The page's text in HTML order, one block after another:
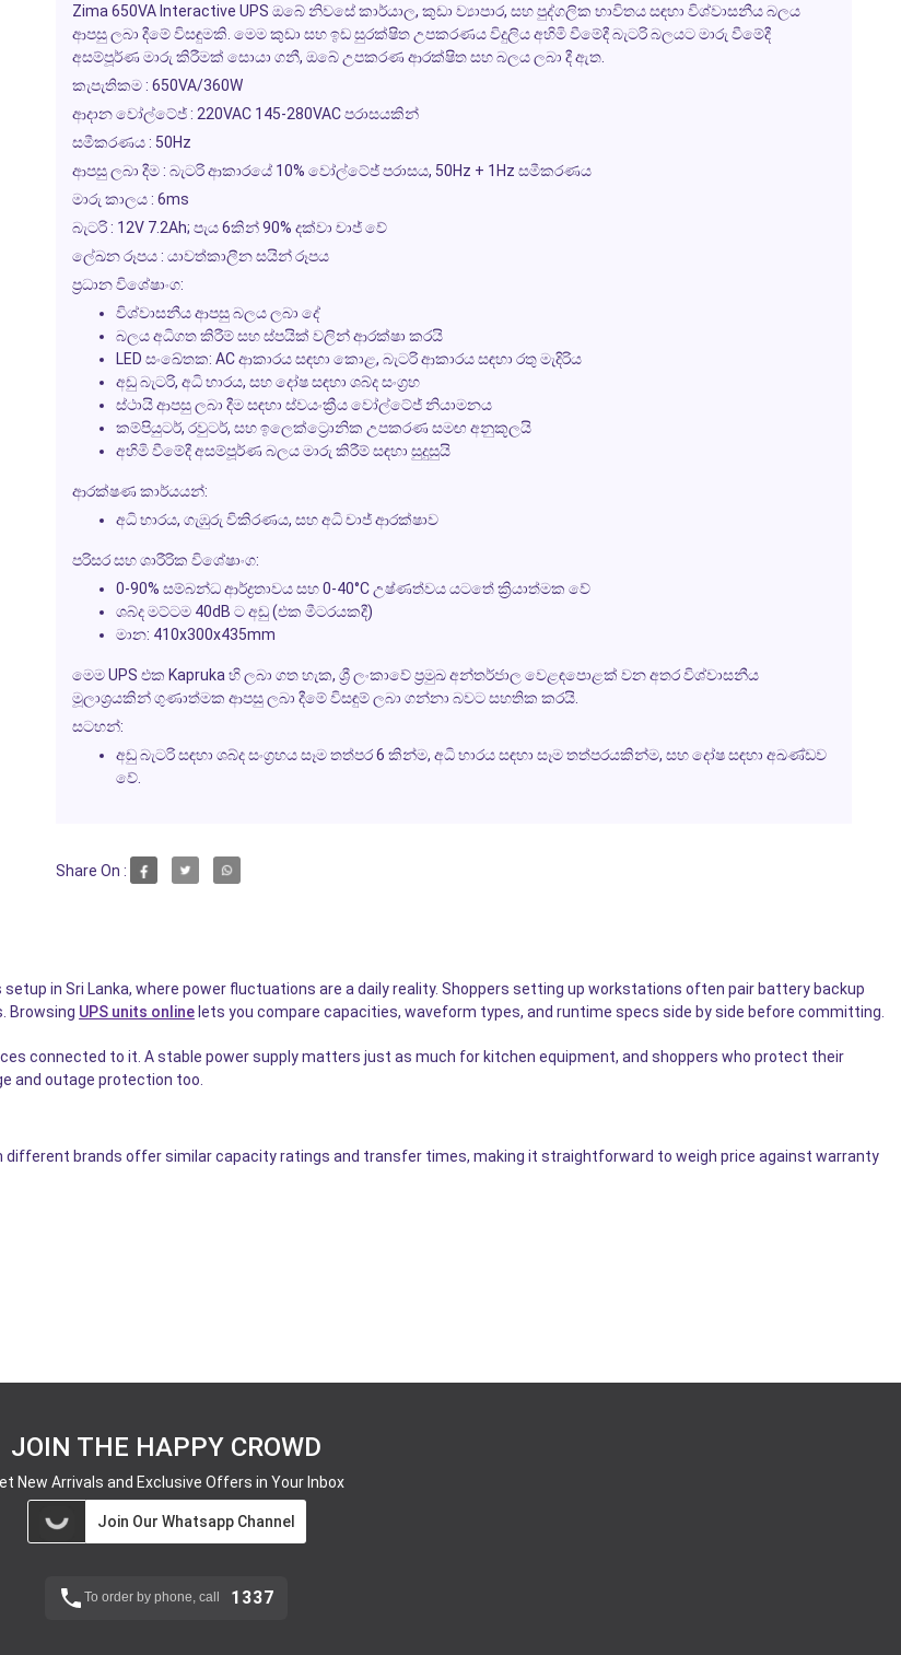
Zima 650VA Interactive UPS ඔබේ නිවසේ කාර්යාල, කුඩා ව්‍යාපාර, සහ පුද්ගලික භාවිතය සඳහා විශ්වාසනීය බලය
ආපසු ලබා දීමේ විසඳුමකි. මෙම කුඩා සහ ඉඩ සුරක්ෂිත උපකරණය විදුලිය අහිමි වීමේදී බැටරි බලයට මාරු වීමේදී
අසම්පූර්ණ මාරු කිරීමක් සොයා ගනී, ඔබේ උපකරණ ආරක්ෂිත සහ බලය ලබා දී ඇත.
කැපැතිකම : 650VA/360W
ආදාන වෝල්ටේජ් : 220VAC 145-280VAC පරාසයකින්
සමීකරණය : 50Hz
ආපසු ලබා දීම : බැටරි ආකාරයේ 10% වෝල්ටේජ් පරාසය, 50Hz + 1Hz සමීකරණය
මාරු කාලය : 6ms
බැටරි : 12V 7.2Ah; පැය 6කින් 90% දක්වා චාජ් වේ
ලේඛන රූපය : යාවත්කාලීන සයින් රූපය
ප්‍රධාන විශේෂාංග:
විශ්වාසනීය ආපසු බලය ලබා දේ
බලය අධිගත කිරීම් සහ ස්පයික් වලින් ආරක්ෂා කරයි
LED සංඛේතක: AC ආකාරය සඳහා කොළ, බැටරි ආකාරය සඳහා රතු මැදිරිය
අඩු බැටරි, අධි භාරය, සහ දෝෂ සඳහා ශබ්ද සංග්‍රහ
ස්ථායි ආපසු ලබා දීම සඳහා ස්වයංක්‍රීය වෝල්ටේජ් නියාමනය
කම්පියුටර්, රවුටර්, සහ ඉලෙක්ට්‍රොනික උපකරණ සමඟ අනුකූලයි
අහිමි වීමේදී අසම්පූර්ණ බලය මාරු කිරීම් සඳහා සුදුසුයි
ආරක්ෂණ කාර්යයන්:
අධි භාරය, ගැඹුරු විකිරණය, සහ අධි චාජ් ආරක්ෂාව
පරිසර සහ ශාරීරික විශේෂාංග:
0-90% සම්බන්ධ ආර්ද්‍රතාවය සහ 0-40°C උෂ්ණත්වය යටතේ ක්‍රියාත්මක වේ
ශබ්ද මට්ටම 40dB ට අඩු (එක මීටරයකදී)
මාන: 410x300x435mm
මෙම UPS එක Kapruka හි ලබා ගත හැක, ශ්‍රී ලංකාවේ ප්‍රමුඛ අන්තර්ජාල වෙළඳපොළක් වන අතර විශ්වාසනීය
මූලාශ්‍රයකින් ගුණාත්මක ආපසු ලබා දීමේ විසඳුම් ලබා ගන්නා බවට සහතික කරයි.
සටහන්:
අඩු බැටරි සඳහා ශබ්ද සංග්‍රහය සෑම තත්පර 6 කින්ම, අධි භාරය සඳහා සෑම තත්පරයකින්ම, සහ දෝෂ සඳහා අඛණ්ඩව
වේ.
Share On :
in Sri Lanka, where power fluctuations are a daily reality. Shoppers setting up workstations often pair battery backup
Browsing UPS units online lets you compare capacities, waveform types, and runtime specs side by side before committing.
connected to it. A stable power supply matters just as much for kitchen equipment, and shoppers who protect their
and outage protection too.
different brands offer similar capacity ratings and transfer times, making it straightforward to weigh price against warranty
JOIN THE HAPPY CROWD
New Arrivals and Exclusive Offers in Your Inbox
Join Our Whatsapp Channel
To order by phone, call 1337